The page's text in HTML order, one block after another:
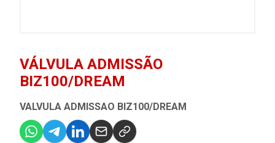
VÁLVULA ADMISSÃO
BIZ100/DREAM
VALVULA ADMISSAO BIZ100/DREAM